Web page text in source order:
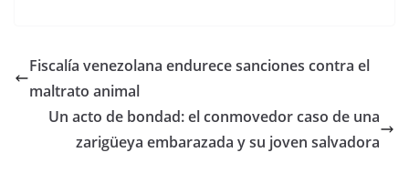
Fiscalía venezolana endurece sanciones contra el
maltrato animal
Un acto de bondad: el conmovedor caso de una
zarigüeya embarazada y su joven salvadora